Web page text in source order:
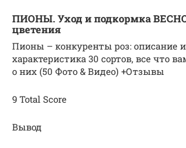
ПИОНЫ. Уход и подкормка
цветения
Пионы – конкуренты роз: описание и
характеристика 30 сортов, все что
о них (50 Фото & Видео) +Отзывы
9 Total Score
Вывод